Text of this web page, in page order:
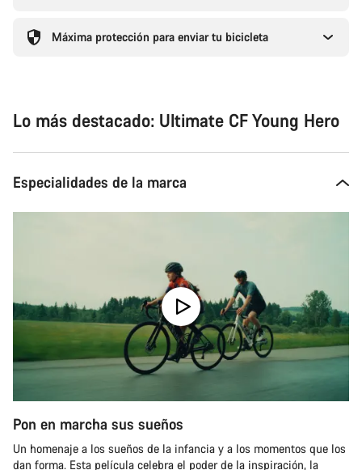
Máxima protección para enviar tu bicicleta
Lo más destacado: Ultimate CF Young Hero
Especialidades de la marca
Pon en marcha sus sueños
Un homenaje a los sueños de la infancia y a los momentos que los
dan forma. Esta película celebra el poder de la inspiración, la